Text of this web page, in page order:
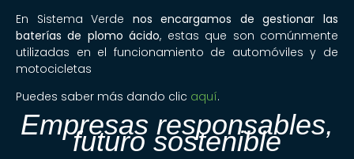
En Sistema Verde nos encargamos de gestionar las
baterías de plomo ácido, estas que son comúnmente
utilizadas en el funcionamiento de automóviles y de
motocicletas
Puedes saber más dando clic aquí.
Empresas responsables,
futuro sostenible